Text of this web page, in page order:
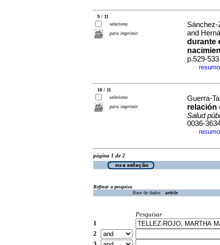
9 / 11
seleciona
para imprimir
and
durante
p.529-
·
10 / 11
seleciona
para imprimir
Guerra-
relación
Salud
0036-
·
página 1 de 2
Refinar a pesquisa
Base de dados : article
Pesquisar
1
2